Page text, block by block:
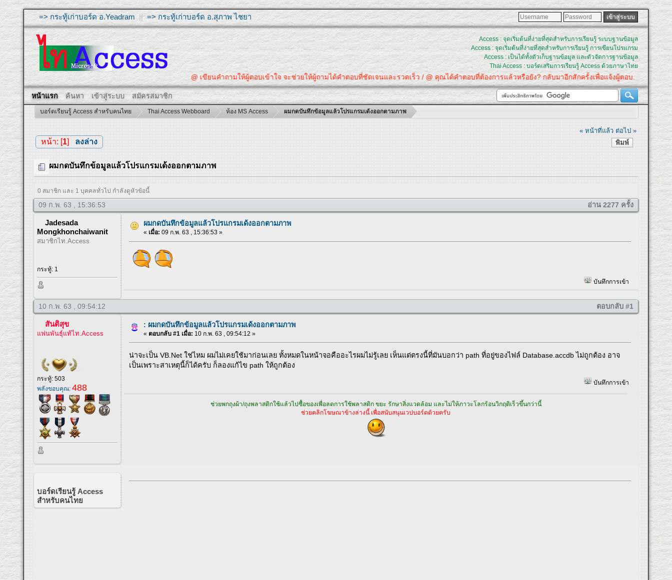
=> กระทู้เก่าบอร์ด อ.Yeadram ||=> กระทู้เก่าบอร์ด อ.สุภาพ ไชยา
Access : จุดเริ่มต้นที่ง่ายที่สุดสำหรับการเรียนรู้ ระบบฐานข้อมูล
Access : จุดเริ่มต้นที่ง่ายที่สุดสำหรับการเรียนรู้ การเขียนโปรแกรม
Access : เป็นได้ทั้งตัวเก็บฐานข้อมูล และตัวจัดการฐานข้อมูล
Thai Access : บอร์ดเสริมการเรียนรู้ Access ด้วยภาษาไทย
@ เขียนคำถามให้ผู้ตอบเข้าใจ จะช่วยให้ผู้ถามได้คำตอบที่ชัดเจนและรวดเร็ว / @ คุณได้คำตอบที่ต้องการแล้วหรือยัง? กลับมาอีกสักครั้งเพื่อแจ้งผู้ตอบ.
หน้าแรก ค้นหา เข้าสู่ระบบ สมัครสมาชิก
บอร์ดเรียนรู้ Access สำหรับคนไทย Thai Access Webboard ห้อง MS Access ผมกดบันทึกข้อมูลแล้วโปรแกรมเด้งออกตามภาพ
« หน้าที่แล้ว ต่อไป »
พิมพ์
หน้า: [1] ลงล่าง
ผมกดบันทึกข้อมูลแล้วโปรแกรมเด้งออกตามภาพ
0 สมาชิก และ 1 บุคคลทั่วไป กำลังดูหัวข้อนี้
09 ก.พ. 63 , 15:36:53 อ่าน 2277 ครั้ง
Jadesada
Mongkhonchaiwanit
สมาชิกไท.Access
กระทู้: 1
ผมกดบันทึกข้อมูลแล้วโปรแกรมเด้งออกตามภาพ
« เมื่อ: 09 ก.พ. 63 , 15:36:53 »
บันทึกการเข้า
10 ก.พ. 63 , 09:54:12 ตอบกลับ #1
สันติสุข
แฟนพันธุ์แท้ไท.Access
กระทู้: 503
พลังขอบคุณ:488
: ผมกดบันทึกข้อมูลแล้วโปรแกรมเด้งออกตามภาพ
« ตอบกลับ #1 เมื่อ: 10 ก.พ. 63 , 09:54:12 »
น่าจะเป็น VB.Net ใช่ไหม ผมไม่เคยใช้มาก่อนเลย ทั้งหมดในหน้าจอคืออะไรผมไม่รู้เลย เห็นแต่ตรงนี้ที่มันบอกว่า path ที่อยู่ของไฟล์ Database.accdb ไม่ถูกต้อง อาจ
เป็นเพราะสาเหตุนี้ก็ได้ครับ ก็ลองแก้ไข path ให้ถูกต้อง
บันทึกการเข้า
ช่วยพกถุงผ้า/ถุงพลาสติกใช้แล้วไปซื้อของเพื่อลดการใช้พลาสติก ขยะ รักษาสิ่งแวดล้อม และไม่ให้ภาวะโลกร้อนวิกฤติเร็วขึ้นกว่านี้
ช่วยคลิกโฆษณาข้างล่างนี้ เพื่อสนับสนุนเวปบอร์ดด้วยครับ
บอร์ดเรียนรู้ Access
สำหรับคนไทย